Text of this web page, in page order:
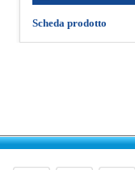
Scheda prodotto